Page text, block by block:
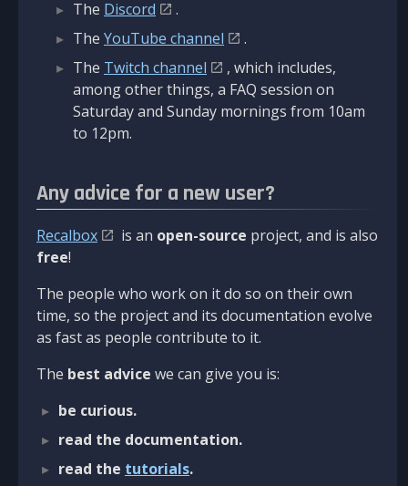
The Discord
.
The YouTube channel
.
The Twitch channel
, which includes,
among other things, a FAQ session on
Saturday and Sunday mornings from 10am
to 12pm.
Any advice for a new user?
Recalbox is an open-source project, and is also
free!
The people who work on it do so on their own
time, so the project and its documentation evolve
as fast as people contribute to it.
The best advice we can give you is:
be curious.
read the documentation.
read the tutorials.